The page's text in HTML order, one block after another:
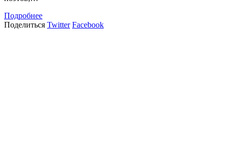
Подробнее
Поделиться Twitter Facebook